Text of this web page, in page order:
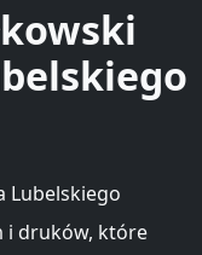
Lubelskiego
i druków, które